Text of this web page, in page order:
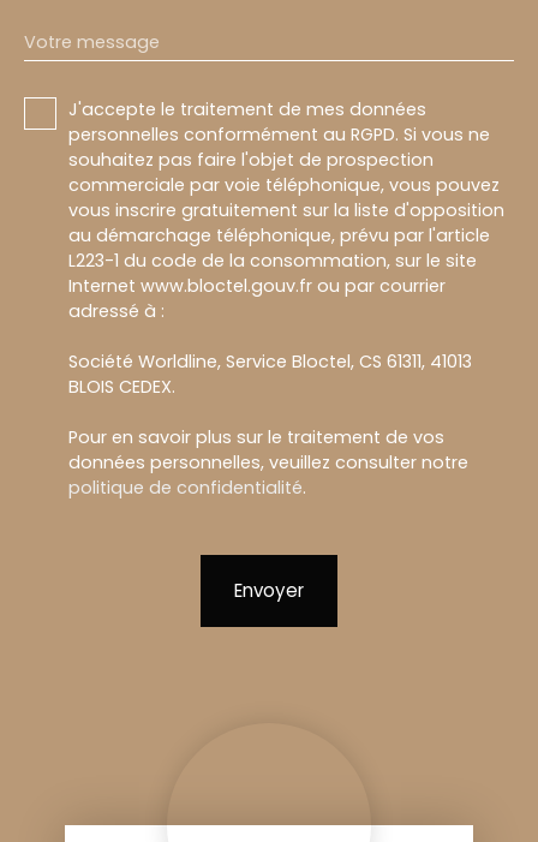
Votre message
J'accepte le traitement de mes données
personnelles conformément au RGPD. Si vous ne
souhaitez pas faire l'objet de prospection
commerciale par voie téléphonique, vous pouvez
vous inscrire gratuitement sur la liste d'opposition
au démarchage téléphonique, prévu par l'article
L223-1 du code de la consommation, sur le site
Internet www.bloctel.gouv.fr ou par courrier
adressé à :
Société Worldline, Service Bloctel, CS 61311, 41013
BLOIS CEDEX.
Pour en savoir plus sur le traitement de vos
données personnelles, veuillez consulter notre
politique de confidentialité.
Envoyer